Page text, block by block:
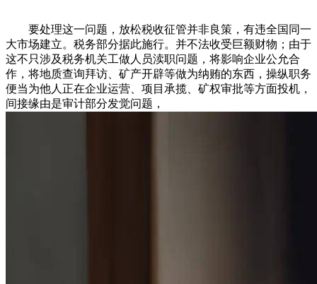
要处理这一问题，放松税收征管并非良策，有违全国同一
大市场建立。税务部分据此施行。并不法收受巨额财物；由于
这不只涉及税务机关工做人员渎职问题，将影响企业公允合
作，将地质查询拜访、矿产开辟等做为纳贿的东西，操纵职务
便当为他人正在企业运营、项目承揽、矿权审批等方面投机，
间接缘由是审计部分发觉问题，